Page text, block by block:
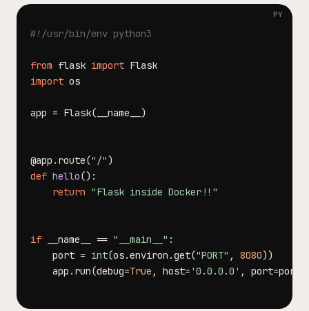
#!/usr/bin/env python3
from flask import
import
app = Flask( __name__ )
@app . route("/")
def hello() :
return "Flask inside Docker!!"
if __name__ == "__main__" :
    port
= int(os.environ .get("PORT" , 8080))
    app
. run(debug=True , host= '0.0.0.0' , port=port